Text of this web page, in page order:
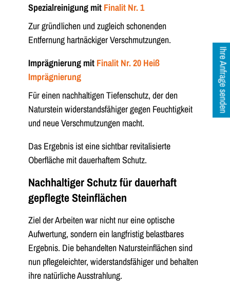
Spezialreinigung mit Finalit Nr. 1
Zur gründlichen und zugleich schonenden
Entfernung hartnäckiger Verschmutzungen.
Imprägnierung mit Finalit Nr. 20 Heiß
Imprägnierung
Für einen nachhaltigen Tiefenschutz, der den
Naturstein widerstandsfähiger gegen Feuchtigkeit
und neue Verschmutzungen macht.
Das Ergebnis ist eine sichtbar revitalisierte
Oberfläche mit dauerhaftem Schutz.
Nachhaltiger Schutz für dauerhaft
gepflegte Steinflächen
Ziel der Arbeiten war nicht nur eine optische
Aufwertung, sondern ein langfristig belastbares
Ergebnis. Die behandelten Natursteinflächen sind
nun pflegeleichter, widerstandsfähiger und behalten
ihre natürliche Ausstrahlung.
Ihre Anfrage senden